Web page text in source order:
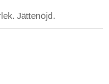
Jättenöjd.